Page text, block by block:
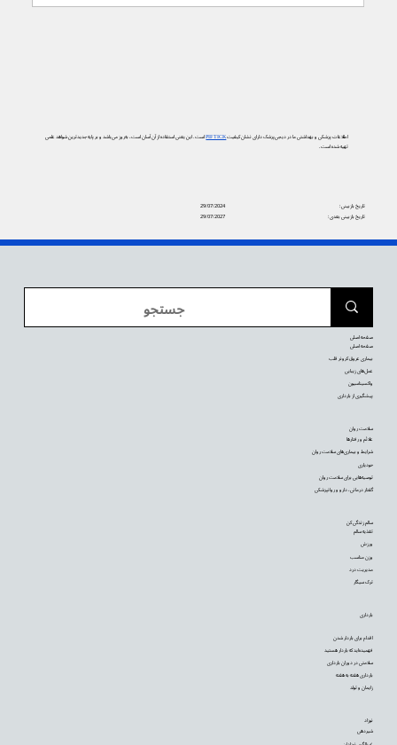
اطلاعات پزشکی و بهداشتی ما در دیجی‌پزشک دارای نشان کیفیتPIF TICKاست. این یعنی استفاده از آن آسان است، به‌روز می‌باشد و بر پایه جدیدترین شواهد علمی
تهیه شده است.
29/07/2024
تاریخ بازبینی:
29/07/2027
تاریخ بازبینی بعدی:
نوزاد
شیردهی
بارداری
اقدام برای باردار شدن
فهمیده‌اید که باردار هستید
سلامتی در دوران بارداری
بارداری هفته به هفته
زایمان و تولد
سالم زندگی کن
تغذیه سالم
ورزش
وزن مناسب
مدیریت درد
ترک سیگار
سلامت روان
علائم و رفتارها
شرایط و بیماری‌های سلامت روان
خودیاری
توصیه‌‌هایی برای سلامت روان
گفتار درمانی، دارو و روانپزشکی
صفحه اصلی
صفحه اصلی
بیماری عروق کرونر قلب
عمل‌های زیبایی
واکسیناسیون
پیشگیری از بارداری